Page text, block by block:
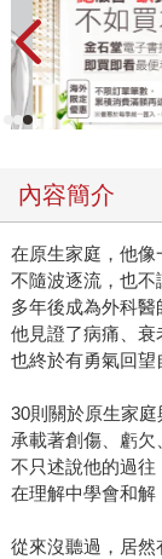
內容簡介
在原生家庭，他像
不隨波逐流，也不
多年後成為外科醫
他見證了病痛、衰
也終於有勇氣回望
30則關於原生家庭
承載著創傷、虧欠
不只述說他的過往
在理解中學會和解
從來沒聽過，居然